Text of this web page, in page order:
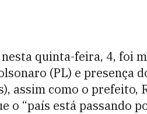
quinta-feira, 4, foi
(PL) e presença
assim como o prefeito,
o “país está passando